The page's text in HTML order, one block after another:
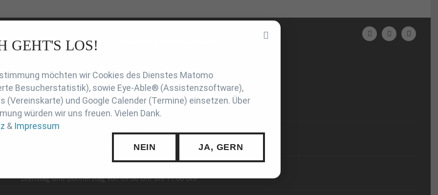
INTERN SUCHE
Württembergischer Judo-Verband e.V.
Hermann-Hess-Straße 8, 71332 Waiblingen
Telefon: 07151 / 51973
info@wjv.de
Dienstag und Donnerstag von 09:00 Uhr bis 11:00 Uhr
GEHT'S LOS!
möchten wir Cookies des Dienstes Matomo
Besucherstatistik), sowie Eye-Able® (Assistenzsoftware),
(Vereinskarte) und Google Calender (Termine) einsetzen. Über
würden wir uns freuen. Vielen Dank.
& Impressum
NEIN JA, GERN